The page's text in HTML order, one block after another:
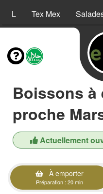
XXL Tex Mex
Boissons à
proche
Actuellement
À emporter
Préparation : 20 min